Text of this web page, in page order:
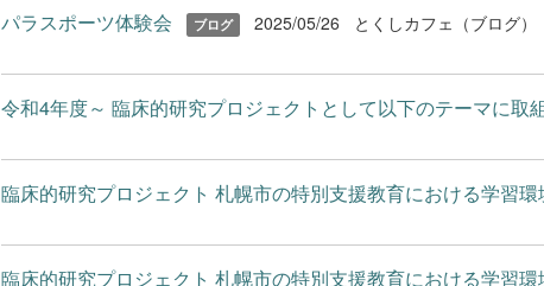
パラスポーツ体験会 ブログ 2025/05/26 とくしカフェ（ブログ）
令和4年度～ 臨床的研究プロジェクトとして以下のテーマに取
臨床的研究プロジェクト 札幌市の特別支援教育における学習環
臨床的研究プロジェクト 札幌市の特別支援教育における学習環